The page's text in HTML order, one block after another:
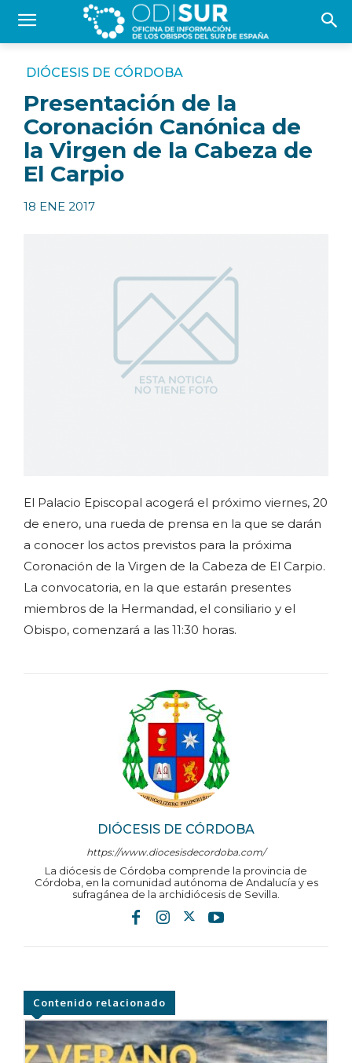
DIÓCESIS DE CÓRDOBA
Presentación de la
Coronación Canónica de
la Virgen de la Cabeza de
El Carpio
18 ENE 2017
DIÓCESIS DE CÓRDOBA
https://www.diocesisdecordoba.com/
La diócesis de Córdoba comprende la provincia de
Córdoba, en la comunidad autónoma de Andalucía y es
sufragánea de la archidiócesis de Sevilla.
El Palacio Episcopal acogerá el próximo viernes, 20
de enero, una rueda de prensa en la que se darán
a conocer los actos previstos para la próxima
Coronación de la Virgen de la Cabeza de El Carpio.
La convocatoria, en la que estarán presentes
miembros de la Hermandad, el consiliario y el
Obispo, comenzará a las 11:30 horas.
Contenido relacionado